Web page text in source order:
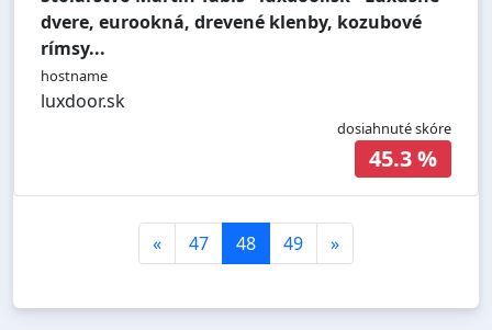
dvere, eurookná, drevené klenby, kozubové
rímsy...
hostname
luxdoor.sk
dosiahnuté skóre
45.3 %
« 47 48 49 »